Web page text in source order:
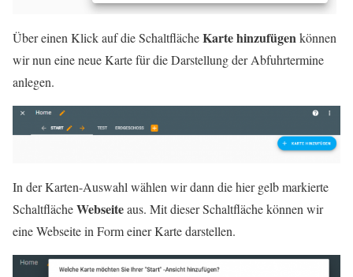
Über einen Klick auf die SchaltflächeKarte hinzufügen können
wir nun eine neue Karte für die Darstellung der Abfuhrtermine
anlegen.
In der Karten-Auswahl wählen wir dann die hier gelb markierte
SchaltflächeWebseiteaus. Mit dieser Schaltfläche können wir
eine Webseite in Form einer Karte darstellen.